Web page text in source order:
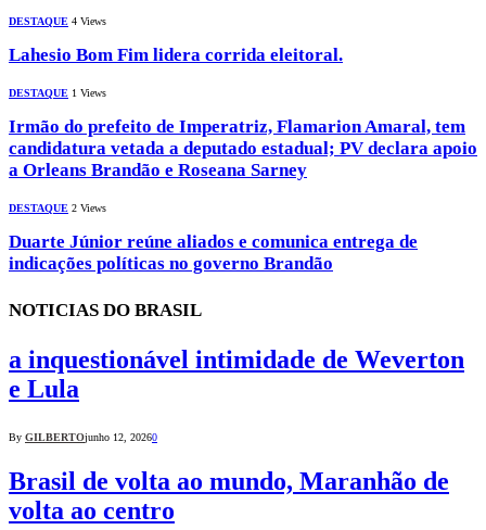
DESTAQUE 4 Views
Lahesio Bom Fim lidera corrida eleitoral.
DESTAQUE 1 Views
Irmão do prefeito de Imperatriz, Flamarion Amaral, tem
candidatura vetada a deputado estadual; PV declara apoio
a Orleans Brandão e Roseana Sarney
DESTAQUE 2 Views
Duarte Júnior reúne aliados e comunica entrega de
indicações políticas no governo Brandão
NOTICIAS DO BRASIL
a inquestionável intimidade de Weverton
e Lula
By GILBERTOjunho 12, 20260
Brasil de volta ao mundo, Maranhão de
volta ao centro